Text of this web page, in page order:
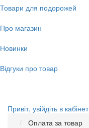
Товари для подорожей
Про магазин
Новинки
Відгуки про товар
Привіт, увійдіть в кабінет
Оплата за товар